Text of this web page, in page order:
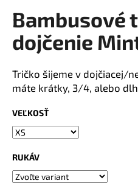
produktu
je
0,0
z
hviezdičiek.
Bambusové
dojčenie
Tričko šijeme v dojčiacej/
máte krátky, 3/4, alebo
VEĽKOSŤ
RUKÁV
O
p
o
r
ú
č
a